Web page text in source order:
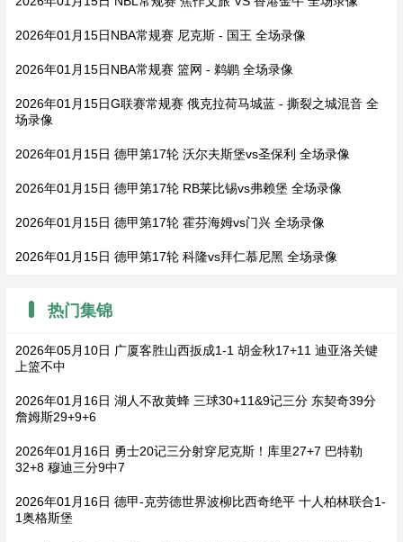
2026年01月15日NBA常规赛 尼克斯 - 国王 全场录像
2026年01月15日NBA常规赛 篮网 - 鹈鹕 全场录像
2026年01月15日G联赛常规赛 俄克拉荷马城蓝 - 撕裂之城混音 全
场录像
2026年01月15日 德甲第17轮 沃尔夫斯堡vs圣保利 全场录像
2026年01月15日 德甲第17轮 RB莱比锡vs弗赖堡 全场录像
2026年01月15日 德甲第17轮 霍芬海姆vs门兴 全场录像
2026年01月15日 德甲第17轮 科隆vs拜仁慕尼黑 全场录像
热门集锦
2026年05月10日 广厦客胜山西扳成1-1 胡金秋17+11 迪亚洛关键
上篮不中
2026年01月16日 湖人不敌黄蜂 三球30+11&9记三分 东契奇39分
詹姆斯29+9+6
2026年01月16日 勇士20记三分射穿尼克斯！库里27+7 巴特勒
32+8 穆迪三分9中7
2026年01月16日 德甲-克劳德世界波柳比西奇绝平 十人柏林联合1-
1奥格斯堡